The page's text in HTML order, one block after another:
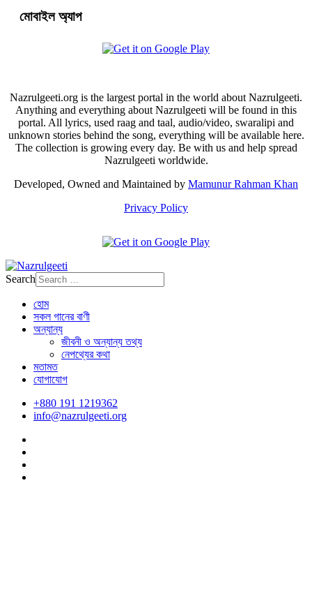
মোবাইল অ্যাপ
Nazrulgeeti.org is the largest portal in the world about Nazrulgeeti.
Anything and everything about Nazrulgeeti will be found in this
portal. All lyrics, used raag and taal, audio/video, swaralipi and
unknown stories behind the song, everything will be available here.
The collection is growing every day. Be with us and help spread
Nazrulgeeti worldwide.
Developed, Owned and Maintained by Mamunur Rahman Khan
Privacy Policy
Search
হোম
সকল গানের বাণী
অন্যান্য
জীবনী ও অন্যান্য তথ্য
নেপথ্যের কথা
মতামত
যোগাযোগ
+880 191 1219362
info@nazrulgeeti.org